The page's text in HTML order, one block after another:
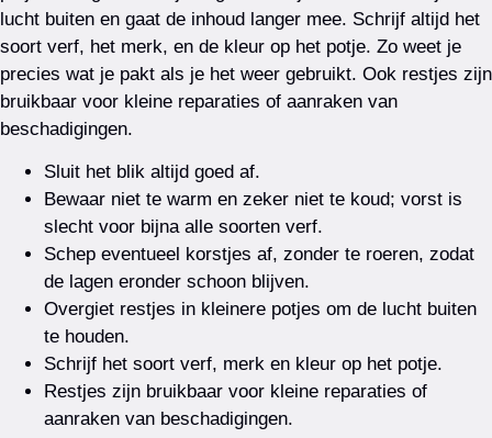
lucht buiten en gaat de inhoud langer mee. Schrijf altijd het
soort verf, het merk, en de kleur op het potje. Zo weet je
precies wat je pakt als je het weer gebruikt. Ook restjes zijn
bruikbaar voor kleine reparaties of aanraken van
beschadigingen.
Sluit het blik altijd goed af.
Bewaar niet te warm en zeker niet te koud; vorst is
slecht voor bijna alle soorten verf.
Schep eventueel korstjes af, zonder te roeren, zodat
de lagen eronder schoon blijven.
Overgiet restjes in kleinere potjes om de lucht buiten
te houden.
Schrijf het soort verf, merk en kleur op het potje.
Restjes zijn bruikbaar voor kleine reparaties of
aanraken van beschadigingen.